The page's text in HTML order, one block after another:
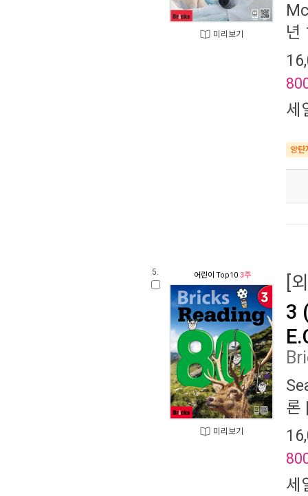
미리보기
년
세
양탄
5. 어린이 Top10 3주
미리보기
[
3
론
세